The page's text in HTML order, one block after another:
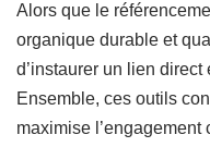
Alors que le
organique durable et
d’instaurer un lien
Ensemble, ces outils
maximise